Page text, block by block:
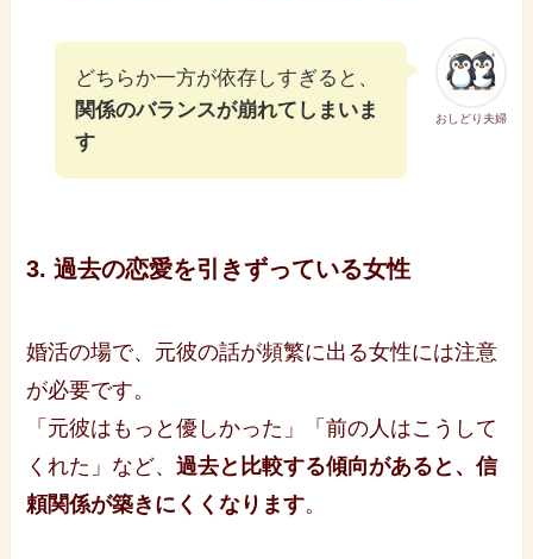
おしどり夫婦
どちらか一方が依存しすぎると、
関係のバランスが崩れてしまいま
す
3. 過去の恋愛を引きずっている女性
婚活の場で、元彼の話が頻繁に出る女性には注意
が必要です。
「元彼はもっと優しかった」「前の人はこうして
くれた」など、過去と比較する傾向があると、信
頼関係が築きにくくなります。